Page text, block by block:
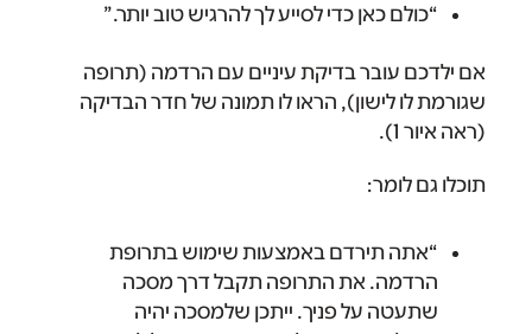
“כולם כאן כדי לסייע לך להרגיש טוב יותר.”
אם ילדכם עובר בדיקת עיניים עם הרדמה (תרופה
שגורמת לו לישון), הראו לו תמונה של חדר הבדיקה
(ראה איור 1).
תוכלו גם לומר:
“אתה תירדם באמצעות שימוש בתרופת
הרדמה. את התרופה תקבל דרך מסכה
שתעטה על פניך. ייתכן שלמסכה יהיה